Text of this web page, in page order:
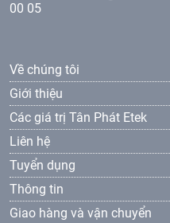
00 05
Về chúng tôi
Giới thiệu
Các giá trị Tân Phát Etek
Liên hệ
Tuyển dụng
Thông tin
Giao hàng và vận chuyển